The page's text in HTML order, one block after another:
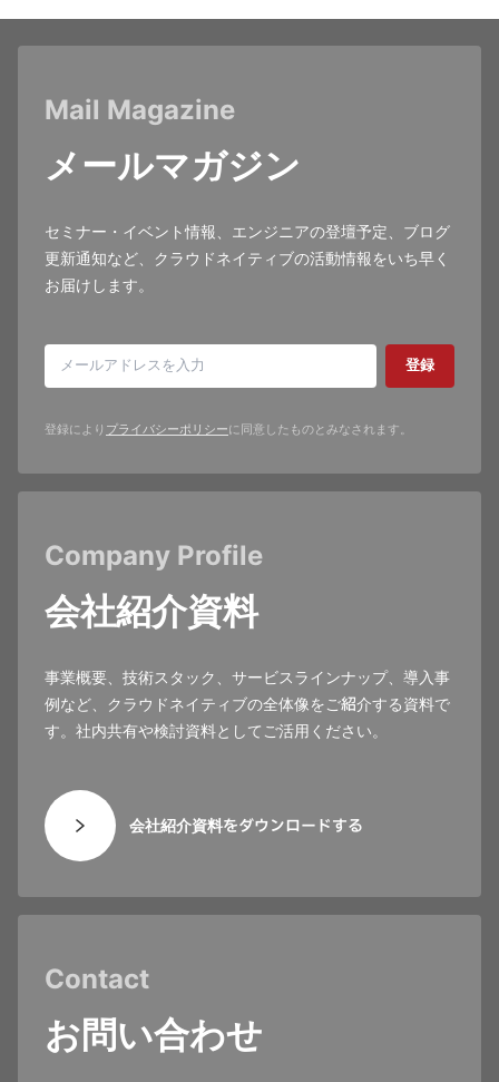
Mail Magazine
メールマガジン
セミナー・イベント情報、エンジニアの登壇予定、ブログ
更新通知など、クラウドネイティブの活動情報をいち早く
お届けします。
登録
登録により プライバシーポリシーに同意したものとみなされます。
Company Profile
会社紹介資料
事業概要、技術スタック、サービスラインナップ、導入事
例など、クラウドネイティブの全体像をご紹介する資料で
す。社内共有や検討資料としてご活用ください。
会社紹介資料をダウンロードする
Contact
お問い合わせ